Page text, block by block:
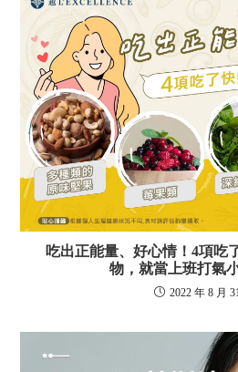
吃出正能量、好心情！4項吃
物，就當上班打氣
2022 年 8 月